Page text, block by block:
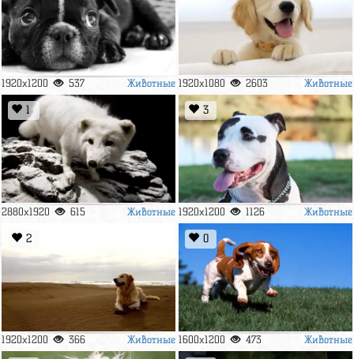
1920x1200 537 Животные 1920x1080 2603 Животные
1
2880x1920 615 Животные
3
1920x1200 1126 Животные
2
1920x1200 366 Животные
0
1600x1200 473 Животные